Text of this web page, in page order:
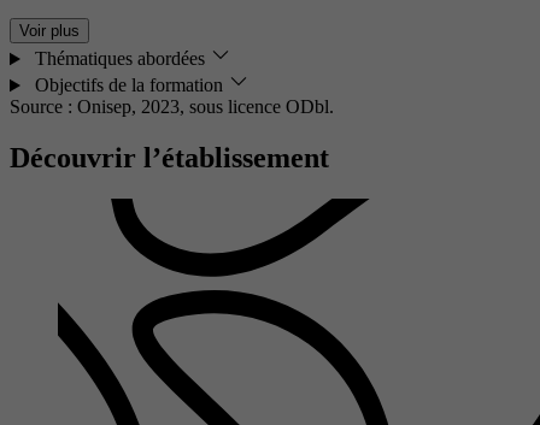
Voir plus
Thématiques abordées
Objectifs de la formation
Source : Onisep, 2023, sous licence ODbl.
Découvrir l’établissement